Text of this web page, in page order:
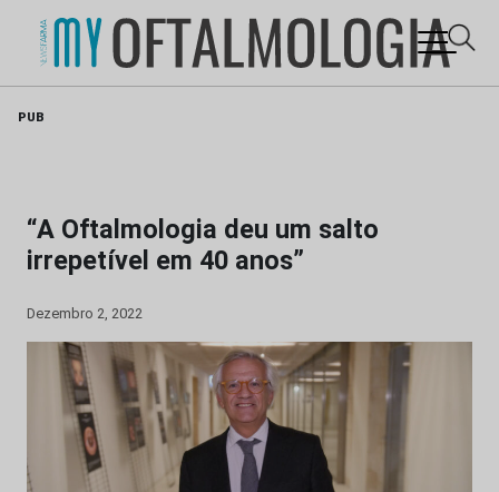
PUB
“A Oftalmologia deu um salto
irrepetível em 40 anos”
Dezembro 2, 2022